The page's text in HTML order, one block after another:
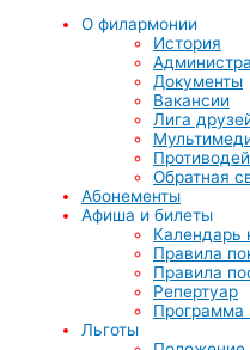
О филармонии
История
Документы
Вакансии
Лига
Обратная
Абонементы
Афиша и билеты
Календарь
Правила
Правила
Репертуар
Программа
Льготы